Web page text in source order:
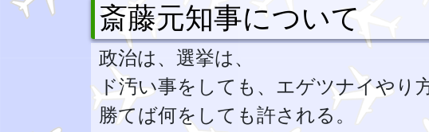
斎藤元知事について
政治は、選挙は、
ド汚い事をしても、エゲツナイやり
勝てば何をしても許される。